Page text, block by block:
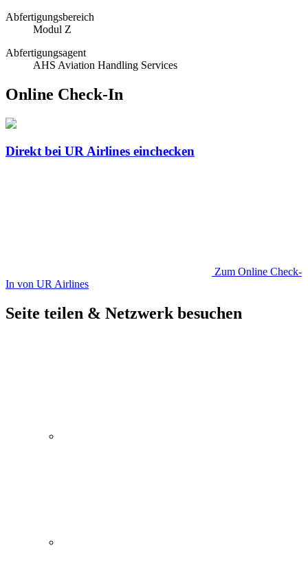
Abfertigungsbereich
Modul Z
Abfertigungsagent
AHS Aviation Handling Services
Online Check-In
Direkt bei UR Airlines einchecken
Zum Online Check-
In von UR Airlines
Seite teilen & Netzwerk besuchen